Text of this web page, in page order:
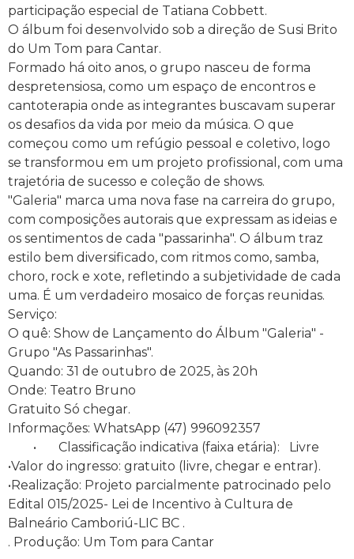
participação especial de Tatiana Cobbett.
O álbum foi desenvolvido sob a direção de Susi Brito
do Um Tom para Cantar.
Formado há oito anos, o grupo nasceu de forma
despretensiosa, como um espaço de encontros e
cantoterapia onde as integrantes buscavam superar
os desafios da vida por meio da música. O que
começou como um refúgio pessoal e coletivo, logo
se transformou em um projeto profissional, com uma
trajetória de sucesso e coleção de shows.
"Galeria" marca uma nova fase na carreira do grupo,
com composições autorais que expressam as ideias e
os sentimentos de cada "passarinha". O álbum traz
estilo bem diversificado, com ritmos como, samba,
choro, rock e xote, refletindo a subjetividade de cada
uma. É um verdadeiro mosaico de forças reunidas.
Serviço:
O quê: Show de Lançamento do Álbum "Galeria" -
Grupo "As Passarinhas".
Quando: 31 de outubro de 2025, às 20h
Onde: Teatro Bruno
Gratuito Só chegar.
Informações: WhatsApp (47) 996092357
• Classificação indicativa (faixa etária): Livre
•Valor do ingresso: gratuito (livre, chegar e entrar).
•Realização: Projeto parcialmente patrocinado pelo
Edital 015/2025- Lei de Incentivo à Cultura de
Balneário Camboriú-LIC BC .
. Produção: Um Tom para Cantar